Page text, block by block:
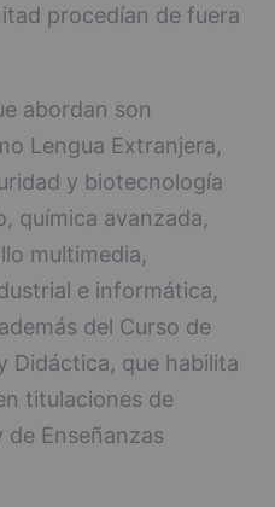
procedían de fuera
abordan son
Lengua Extranjera,
y biotecnología
química avanzada,
multimedia,
e informática,
del Curso de
Didáctica, que habilita
titulaciones de
Enseñanzas